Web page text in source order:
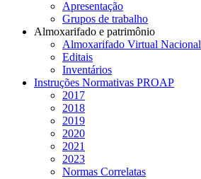
Apresentação
Grupos de trabalho
Almoxarifado e patrimônio
Almoxarifado Virtual Nacional
Editais
Inventários
Instruções Normativas PROAP
2017
2018
2019
2020
2021
2023
Normas Correlatas